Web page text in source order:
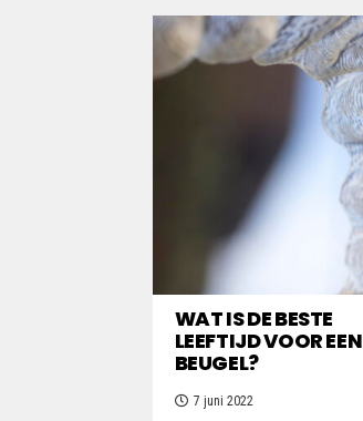
WAT IS DE BESTE
LEEFTIJD VOOR EEN
BEUGEL?
7 juni 2022